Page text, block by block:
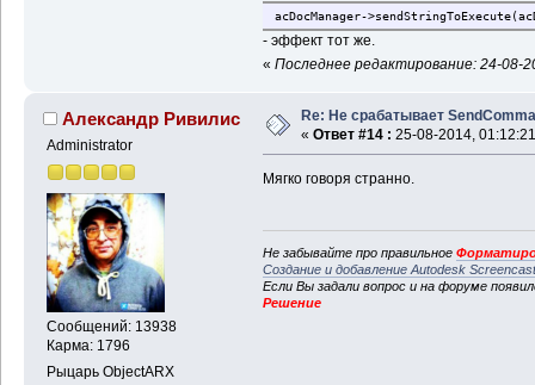
acDocManager-
- эффект тот же.
« Последнее редактирование: 24-08-
Александр Ривилис
Administrator
Сообщений: 13938
Карма: 1796
Рыцарь ObjectARX
Re: Не срабатывает
« Ответ #14 : 25-08-2014,
Мягко говоря странно.
Не забывайте про правильное
Создание и добавление Autodesk
Если Вы задали вопрос и на форуме
Решение